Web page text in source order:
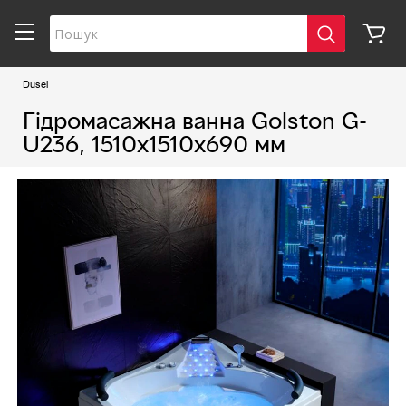
Dusel
Гідромасажна ванна Golston G-
U236, 1510х1510х690 мм